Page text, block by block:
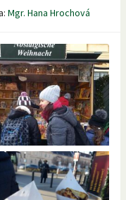
Mgr. Hana Hrochová